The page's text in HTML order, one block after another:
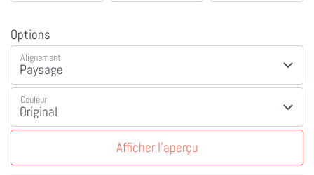
Options
Alignement
Couleur
Afficher l'aperçu